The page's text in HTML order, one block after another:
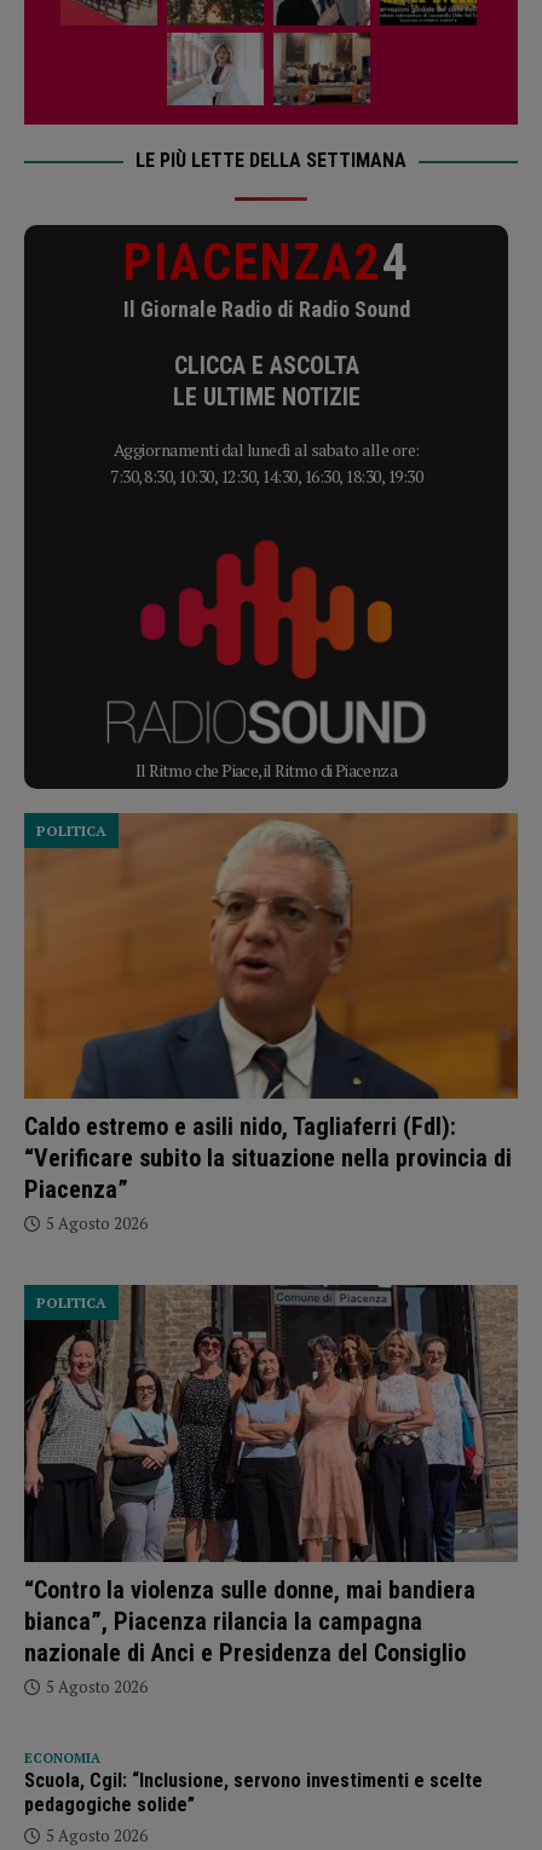
LE PIÙ LETTE DELLA SETTIMANA
PIACENZA24
Il Giornale Radio di Radio Sound
CLICCA E ASCOLTA
LE ULTIME NOTIZIE
Aggiornamenti dal lunedì al sabato alle ore:
7:30, 8:30, 10:30, 12:30, 14:30, 16:30, 18:30, 19:30
Il Ritmo che Piace, il Ritmo di Piacenza
Caldo estremo e asili nido, Tagliaferri (FdI):
“Verificare subito la situazione nella provincia di
Piacenza”
POLITICA
5 Agosto 2026
“Contro la violenza sulle donne, mai bandiera
bianca”, Piacenza rilancia la campagna
nazionale di Anci e Presidenza del Consiglio
POLITICA
5 Agosto 2026
ECONOMIA
Scuola, Cgil: “Inclusione, servono investimenti e scelte
pedagogiche solide”
5 Agosto 2026